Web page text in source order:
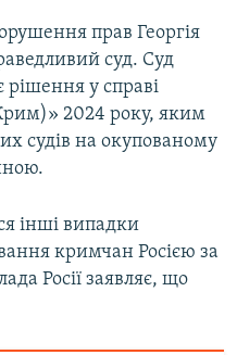
прав Георгія
суд. Суд
рішення у справі
2024 року, яким
судів на окупованому
інші випадки
кримчан Росією за
Росії заявляє, що